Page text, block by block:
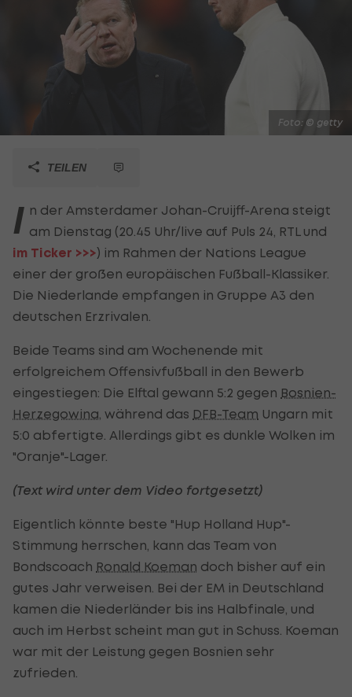
Foto: © getty
TEILEN
I n der Amsterdamer Johan-Cruijff-Arena steigt
am Dienstag (20.45 Uhr/live auf Puls 24, RTL und
im Ticker >>>) im Rahmen der Nations League
einer der großen europäischen Fußball-Klassiker.
Die Niederlande empfangen in Gruppe A3 den
deutschen Erzrivalen.
Beide Teams sind am Wochenende mit
erfolgreichem Offensivfußball in den Bewerb
eingestiegen: Die Elftal gewann 5:2 gegen Bosnien-
Herzegowina , während das DFB-Team Ungarn mit
5:0 abfertigte. Allerdings gibt es dunkle Wolken im
"Oranje"-Lager.
(Text wird unter dem Video fortgesetzt)
Eigentlich könnte beste "Hup Holland Hup"-
Stimmung herrschen, kann das Team von
Bondscoach Ronald Koeman doch bisher auf ein
gutes Jahr verweisen. Bei der EM in Deutschland
kamen die Niederländer bis ins Halbfinale, und
auch im Herbst scheint man gut in Schuss. Koeman
war mit der Leistung gegen Bosnien sehr
zufrieden.